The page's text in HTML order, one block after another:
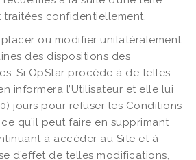
confidentiellement.
ou modifier unilatéralement
des dispositions des
Si OpStar procède à de telles
informera l’Utilisateur et elle lui
jours pour refuser les Conditions
qu’il peut faire en supprimant
à accéder au Site et à
d’effet de telles modifications,